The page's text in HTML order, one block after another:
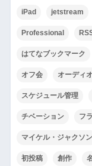
iPad jetstream
Professional
はてなブックマーク
オフ会 オーディ
スケジュール管理
チベーション フ
マイケル・ジャクソン
初投稿 創作